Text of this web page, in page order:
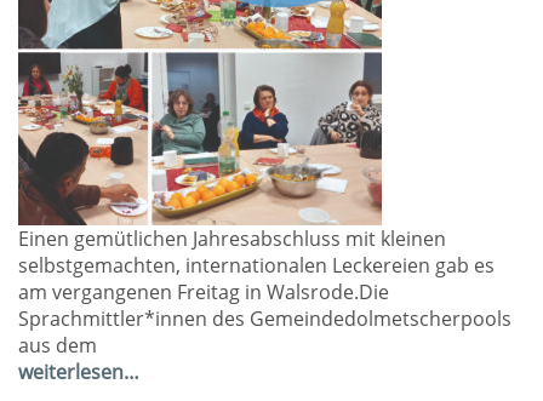
Einen gemütlichen Jahresabschluss mit kleinen
selbstgemachten, internationalen Leckereien gab es
am vergangenen Freitag in Walsrode.Die
Sprachmittler*innen des Gemeindedolmetscherpools
aus dem
weiterlesen…